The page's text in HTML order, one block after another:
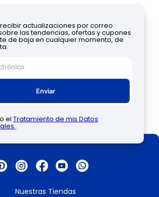
actualizaciones por correo
las tendencias, ofertas y cupones
de baja en cualquier momento, de
Enviar
el Tratamiento de mis Datos
.
Nuestras Tiendas